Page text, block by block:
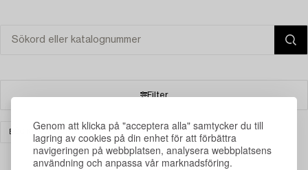
Genom att klicka på "acceptera alla" samtycker du till
lagring av cookies på din enhet för att förbättra
navigeringen på webbplatsen, analysera webbplatsens
användning och anpassa vår marknadsföring.
Filter
BÖCKER & HANDSKRIFTER RENSA ALLA